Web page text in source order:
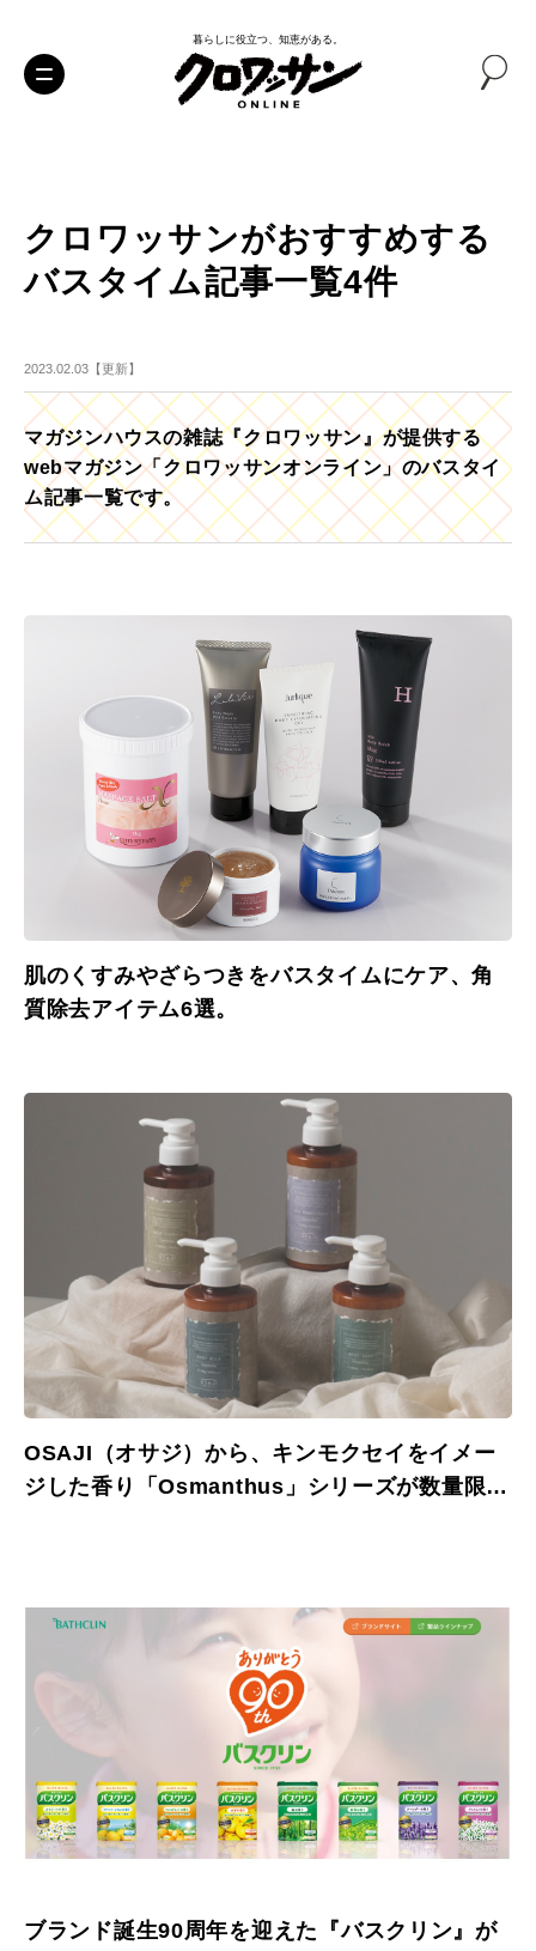
暮らしに役立つ、知恵がある。
クロワッサンがおすすめする
バスタイム記事一覧4件
2023.02.03【更新】
マガジンハウスの雑誌『クロワッサン』が提供する
webマガジン「クロワッサンオンライン」のバスタイ
ム記事一覧です。
肌のくすみやざらつきをバスタイムにケア、角
質除去アイテム6選。
OSAJI（オサジ）から、キンモクセイをイメー
ジした香り「Osmanthus」シリーズが数量限定
ブランド誕生90周年を迎えた『バスクリン』が